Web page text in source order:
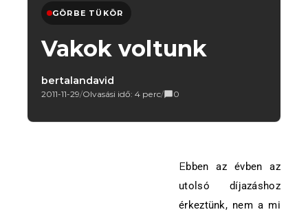
GÖRBE TÜKÖR
Vakok voltunk
bertalandavid
2011-11-29/Olvasási idő: 4 perc/ 0
Ebben az évben az
utolsó díjazáshoz
érkeztünk, nem a mi